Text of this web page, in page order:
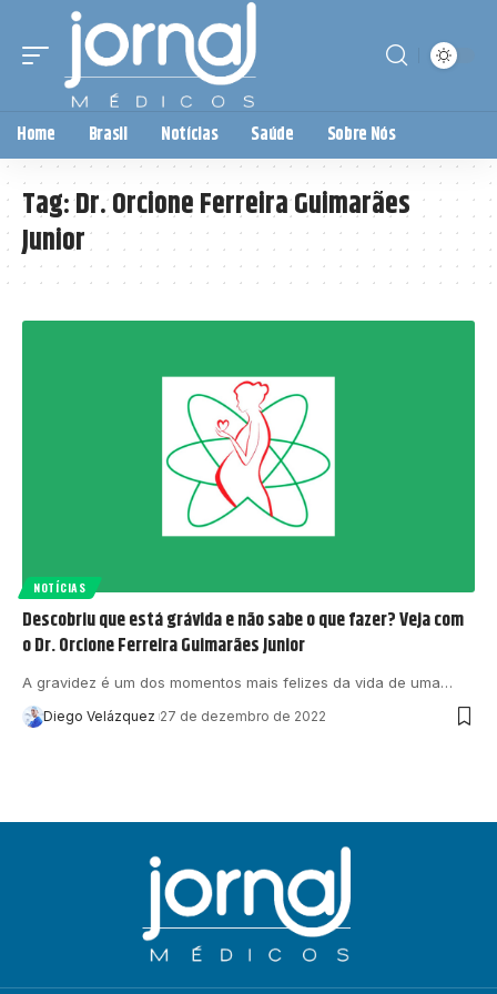
Home Brasil Notícias Saúde Sobre Nós
Tag:Dr. Orcione Ferreira Guimarães
Junior
NOTÍCIAS
Descobriu que está grávida e não sabe o que fazer? Veja com
o Dr. Orcione Ferreira Guimarães Junior
A gravidez é um dos momentos mais felizes da vida de uma…
Diego Velázquez 27 de dezembro de 2022